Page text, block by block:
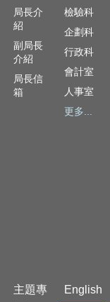
局長介
紹
副局長
介紹
局長信
箱
檢驗科
企劃科
行政科
會計室
人事室
更多...
主題專
English